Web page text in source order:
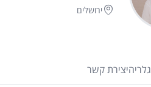
ירושלים
גלריהיצירת קשר